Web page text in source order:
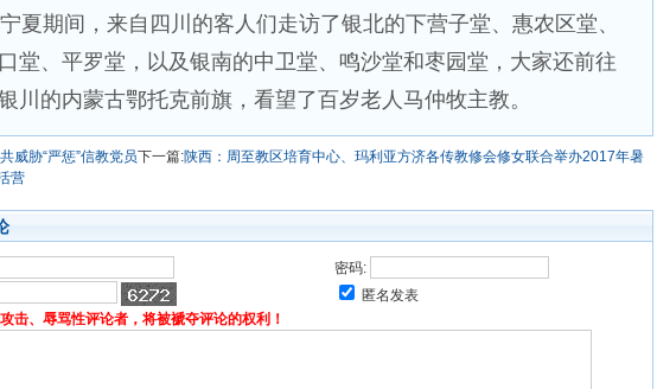
夏期间，来自四川的客人们走访了银北的下营子堂、惠农区堂、
堂、平罗堂，以及银南的中卫堂、鸣沙堂和枣园堂，大家还前往
川的内蒙古鄂托克前旗，看望了百岁老人马仲牧主教。
威胁“严惩”信教党员下一篇:陕西：周至教区培育中心、玛利亚方济各传教修会修女联合举办2017年暑
营
密码:
匿名发表
击、辱骂性评论者，将被褫夺评论的权利！